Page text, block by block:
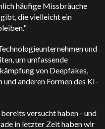
häufige Missbräuche
die vielleicht ein
und
um umfassende
von Deepfakes,
anderen Formen des KI-
versucht haben - und
in letzter Zeit haben wir